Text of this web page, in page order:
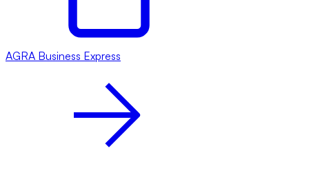
AGRA Business Express